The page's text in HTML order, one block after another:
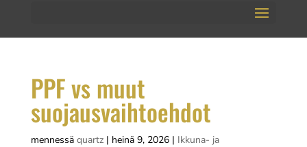
PPF vs muut
suojausvaihtoehdot
mennessä quartz| heinä 9, 2026| Ikkuna- ja